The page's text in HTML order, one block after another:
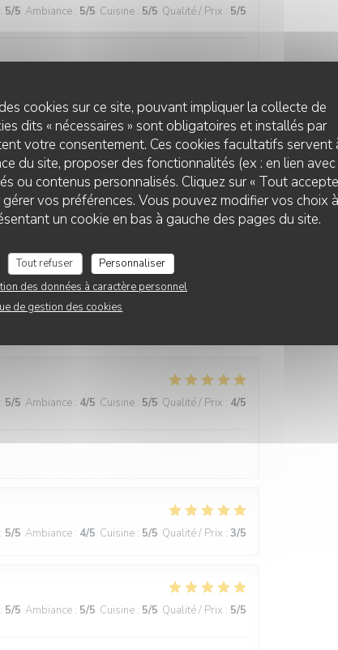
cookies sur ce site, pouvant impliquer la collecte de
dits « nécessaires » sont obligatoires et installés par
votre consentement. Ces cookies facultatifs servent
du site, proposer des fonctionnalités (ex : en lien avec
ou contenus personnalisés. Cliquez sur « Tout
gérer vos préférences. Vous pouvez modifier vos choix à
un cookie en bas à gauche des pages du site.
Tout refuser
Personnaliser
des données à caractère personnel
de gestion des cookies
: 5/5 Ambiance : 5/5 Cuisine : 5/5 Qualité / Prix : 5/5
5/5 Ambiance:4/5 Cuisine: 5 /5 Qualité / Prix :4/5
5/5 Ambiance:5 /5 Cuisine:5/5 Qualité / Prix
avons passé un très agréable repas.
: 5/5 Ambiance : 4/5 Cuisine : 5/5 Qualité / Prix : 4/5
: 5/5 Ambiance : 4/5 Cuisine : 5/5 Qualité / Prix : 3/5
: 5/5 Ambiance : 5/5 Cuisine : 5/5 Qualité / Prix : 5/5